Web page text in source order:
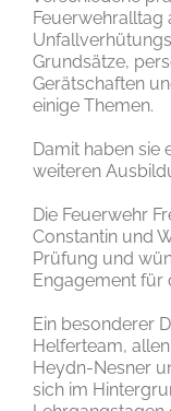
Feuerwehralltag
Grundsätze,
Gerätschaften
einige Themen.
Damit haben sie
weiteren
Die Feuerwehr
Constantin und
Prüfung und
Engagement für
Ein besonderer
Helferteam,
Heydn-Nesner
sich im